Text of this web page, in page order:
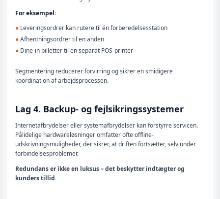
For eksempel:
● Leveringsordrer kan rutere til én forberedelsesstation
●Afhentningsordrer til en anden
● Dine-in billetter til en separat POS-printer
Segmentering reducerer forvirring og sikrer en smidigere
koordination af arbejdsprocessen.
Lag 4. Backup- og fejlsikringssystemer
Internetafbrydelser eller systemafbrydelser kan forstyrre servicen.
Pålidelige hardwareløsninger omfatter ofte offline-
udskrivningsmuligheder, der sikrer, at driften fortsætter, selv under
forbindelsesproblemer.
Redundans er ikke en luksus – det beskytter indtægter og
kunders tillid.